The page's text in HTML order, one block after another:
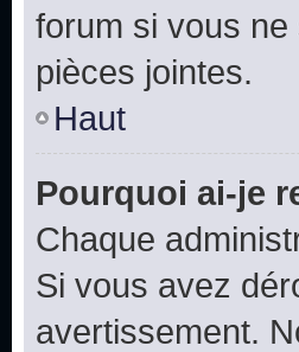
forum si vous
pièces jointes.
Haut
Pourquoi ai-je
Chaque
Si vous avez
avertissement.